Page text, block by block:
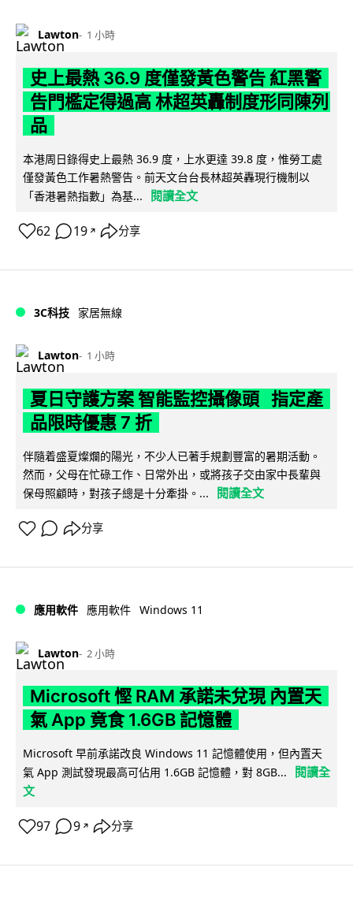
Lawton 1 小時
史上最熱 36.9 度僅發黃色警告 紅黑警
告門檻定得過高 林超英轟制度形同陳列
品
本港周日錄得史上最熱 36.9 度，上水更達 39.8 度，惟勞工處
僅發黃色工作暑熱警告。前天文台台長林超英轟現行機制以
「香港暑熱指數」為基...
閱讀全文
62 19 ↗ 分享
3C科技 家居無線
Lawton 1 小時
夏日守護方案 智能監控攝像頭 指定產
品限時優惠 7 折
伴隨着盛夏燦爛的陽光，不少人已著手規劃豐富的暑期活動。
然而，父母在忙碌工作、日常外出，或將孩子交由家中長輩與
保母照顧時，對孩子總是十分牽掛。...
閱讀全文
分享
應用軟件 應用軟件 Windows 11
Lawton 2 小時
Microsoft 慳 RAM 承諾未兌現 內置天
氣 App 竟食 1.6GB 記憶體
Microsoft 早前承諾改良 Windows 11 記憶體使用，但內置天
氣 App 測試發現最高可佔用 1.6GB 記憶體，對 8GB...
閱讀全
文
97 9 ↗ 分享